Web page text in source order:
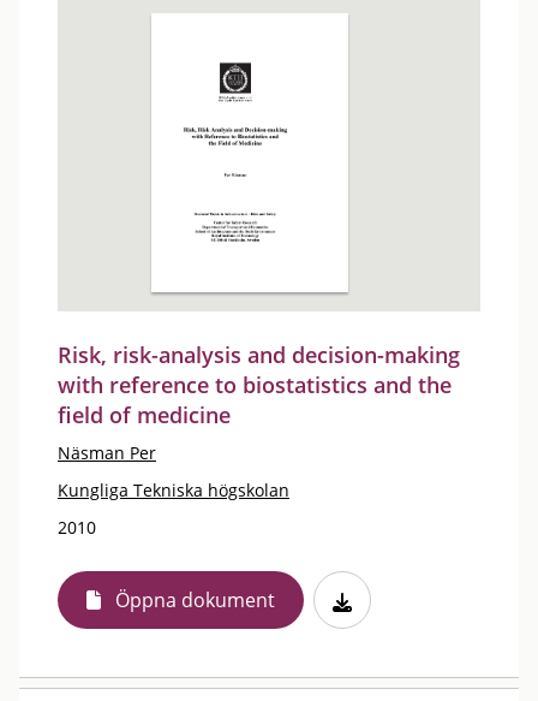
Risk, risk-analysis and decision-making
with reference to biostatistics and the
field of medicine
Näsman Per
Kungliga Tekniska högskolan
2010
Öppna dokument